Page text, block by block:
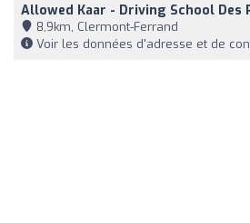
Allowed Kaar - Driving School Des
8,9km, Clermont-Ferrand
Voir les données d'adresse et de